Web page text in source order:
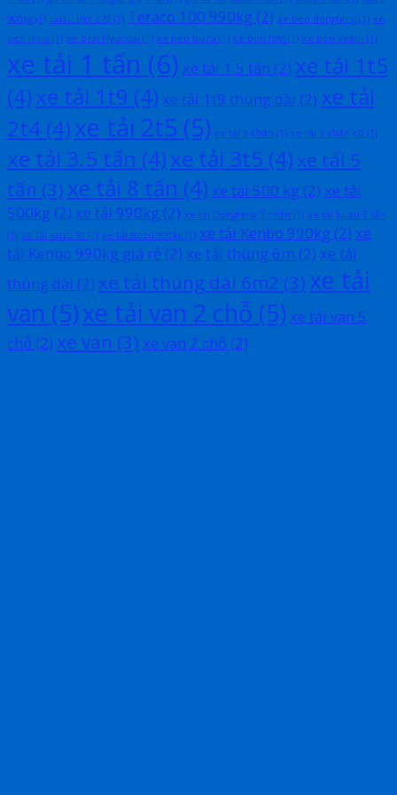
900kg (1) Isuzu qkr 270 (1) Teraco 100 990kg (2) xe ben dongfeng (1) xe
ben hino (1) xe ben Hyundai (1) xe ben Isuzu (1) xe ben tmt (1) xe ben Veam (1)
xe tải 1 tấn (6) xe tải 1.5 tấn (2) xe tải 1t5
(4)xe tải 1t9 (4) xe tải 1t9 thùng dài (2) xe tải
2t4 (4)xe tải 2t5 (5) xe tải 3 chân (1) xe tải 3 chân cũ (1)
xe tải 3.5 tấn (4)xe tải 3t5 (4) xe tải 5
tấn (3) xe tải 8 tấn (4) xe tải 500 kg (2) xe tải
500kg (2) xe tải 990kg (2) xe tải Dongfeng 3 chân (1) xe tải Isuzu 9 tấn
(1) xe tải Isuzu 9t (1) xe tải Isuzu 900kg (1) xe tải Kenbo 990kg (2) xe
tải Kenbo 990kg giá rẻ (2) xe tải thùng 6m (2) xe tải
thùng dài (2) xe tải thùng dài 6m2 (3) xe tải
van (5)xe tải van 2 chỗ (5) xe tải van 5
chỗ (2) xe van (3) xe van 2 chỗ (2)